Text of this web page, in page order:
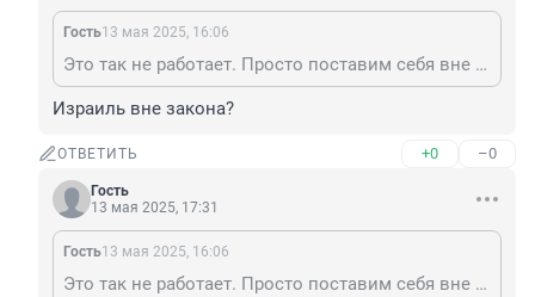
Гость13 мая 2025, 16:06
Это так не работает. Просто поставим себя вне закона. Потом если наш где-нибудь собьют или еще чего, то тоже "компенсации не будет". Или соответствующие выплаты нам просто будут в таких случаях перенаправлять пострадавшим от крушения малайзийского боинга. Там найдут как взыскать. По деньгам в итоге получится то же на то же, а вот с репутацией и международным статусом будет все плохо.
Израиль вне закона?
ОТВЕТИТЬ +0 –0
Гость
13 мая 2025, 17:31
Гость13 мая 2025, 16:06
Это так не работает. Просто поставим себя вне закона. Потом если наш где-нибудь собьют или еще чего, то тоже "компенсации не будет". Или соответствующие выплаты нам просто будут в таких случаях перенаправлять пострадавшим от крушения малайзийского боинга. Там найдут как взыскать. По деньгам в итоге получится то же на то же, а вот с репутацией и международным статусом будет все плохо.